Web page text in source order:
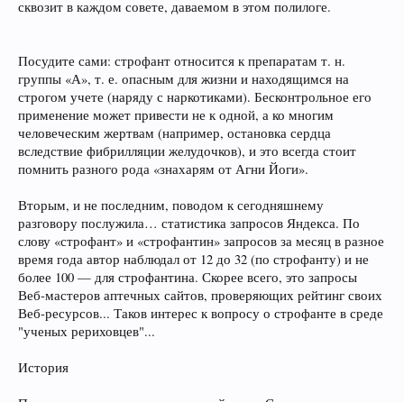
сквозит в каждом совете, даваемом в этом полилоге.
Посудите сами: строфант относится к препаратам т. н.
группы «А», т. е. опасным для жизни и находящимся на
строгом учете (наряду с наркотиками). Бесконтрольное его
применение может привести не к одной, а ко многим
человеческим жертвам (например, остановка сердца
вследствие фибрилляции желудочков), и это всегда стоит
помнить разного рода «знахарям от Агни Йоги».
Вторым, и не последним, поводом к сегодняшнему
разговору послужила… статистика запросов Яндекса. По
слову «строфант» и «строфантин» запросов за месяц в разное
время года автор наблюдал от 12 до 32 (по строфанту) и не
более 100 — для строфантина. Скорее всего, это запросы
Веб-мастеров аптечных сайтов, проверяющих рейтинг своих
Веб-ресурсов... Таков интерес к вопросу о строфанте в среде
"ученых рериховцев"...
История